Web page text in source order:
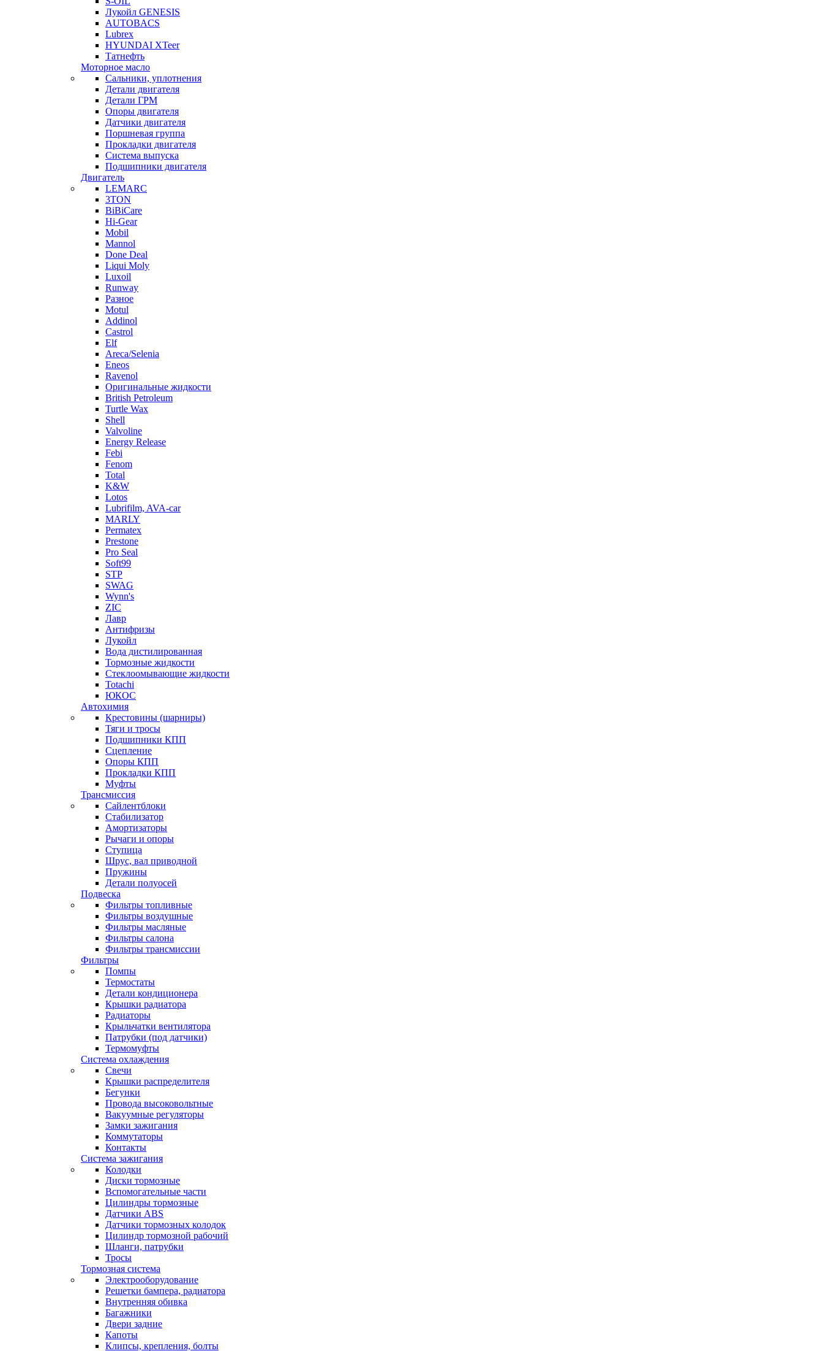
Лукойл GENESIS
AUTOBACS
Lubrex
HYUNDAI XTeer
Татнефть
Моторное масло
Сальники, уплотнения
Детали двигателя
Детали ГРМ
Опоры двигателя
Датчики двигателя
Поршневая группа
Прокладки двигателя
Система выпуска
Подшипники двигателя
Двигатель
LEMARC
3TON
BiBiCare
Hi-Gear
Mobil
Mannol
Done Deal
Liqui Moly
Luxoil
Runway
Разное
Motul
Addinol
Castrol
Elf
Areca/Selenia
Eneos
Ravenol
Оригинальные жидкости
British Petroleum
Turtle Wax
Shell
Valvoline
Energy Release
Febi
Fenom
Total
K&W
Lotos
Lubrifilm, AVA-car
MARLY
Permatex
Prestone
Pro Seal
Soft99
STP
SWAG
Wynn's
ZIC
Лавр
Антифризы
Лукойл
Вода дистилированная
Тормозные жидкости
Стеклоомывающие жидкости
Totachi
ЮКОС
Автохимия
Крестовины (шарниры)
Тяги и тросы
Подшипники КПП
Сцепление
Опоры КПП
Прокладки КПП
Муфты
Трансмиссия
Сайлентблоки
Стабилизатор
Амортизаторы
Рычаги и опоры
Ступица
Шрус, вал приводной
Пружины
Детали полуосей
Подвеска
Фильтры топливные
Фильтры воздушные
Фильтры масляные
Фильтры салона
Фильтры трансмиссии
Фильтры
Помпы
Термостаты
Детали кондиционера
Крышки радиатора
Радиаторы
Крыльчатки вентилятора
Патрубки (под датчики)
Термомуфты
Система охлаждения
Свечи
Крышки распределителя
Бегунки
Провода высоковольтные
Вакуумные регуляторы
Замки зажигания
Коммутаторы
Контакты
Система зажигания
Колодки
Диски тормозные
Вспомогательные части
Цилиндры тормозные
Датчики ABS
Датчики тормозных колодок
Цилиндр тормозной рабочий
Шланги, патрубки
Тросы
Тормозная система
Электрооборудование
Решетки бампера, радиатора
Внутренняя обивка
Багажники
Двери задние
Капоты
Клипсы, крепления, болты